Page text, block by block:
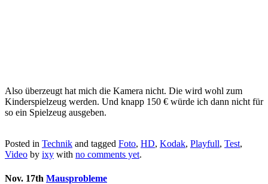
Also überzeugt hat mich die Kamera nicht. Die wird wohl zum
Kinderspielzeug werden. Und knapp 150 € würde ich dann nicht für
so ein Spielzeug ausgeben.
Posted in Technik and tagged Foto, HD, Kodak, Playfull, Test,
Video by ixy with no comments yet.
Nov. 17th Mausprobleme